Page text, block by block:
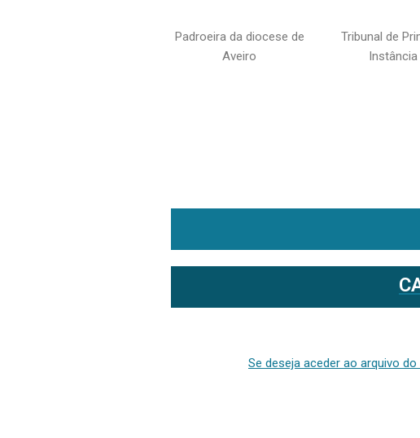
Padroeira da diocese de
Aveiro
Tribunal de
Instância
Se deseja aceder ao arquivo